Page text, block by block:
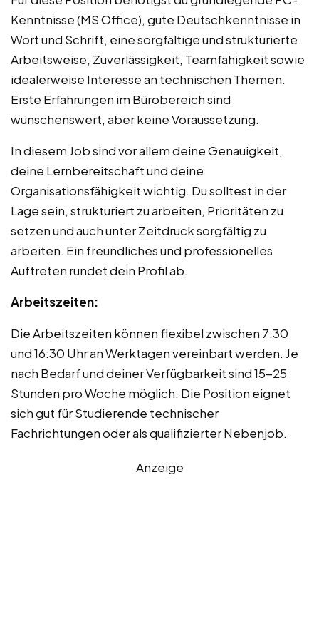
Kenntnisse (MS Office), gute Deutschkenntnisse in
Wort und Schrift, eine sorgfältige und strukturierte
Arbeitsweise, Zuverlässigkeit, Teamfähigkeit sowie
idealerweise Interesse an technischen Themen.
Erste Erfahrungen im Bürobereich sind
wünschenswert, aber keine Voraussetzung.
In diesem Job sind vor allem deine Genauigkeit,
deine Lernbereitschaft und deine
Organisationsfähigkeit wichtig. Du solltest in der
Lage sein, strukturiert zu arbeiten, Prioritäten zu
setzen und auch unter Zeitdruck sorgfältig zu
arbeiten. Ein freundliches und professionelles
Auftreten rundet dein Profil ab.
Arbeitszeiten:
Die Arbeitszeiten können flexibel zwischen 7:30
und 16:30 Uhr an Werktagen vereinbart werden. Je
nach Bedarf und deiner Verfügbarkeit sind 15-25
Stunden pro Woche möglich. Die Position eignet
sich gut für Studierende technischer
Fachrichtungen oder als qualifizierter Nebenjob.
Anzeige